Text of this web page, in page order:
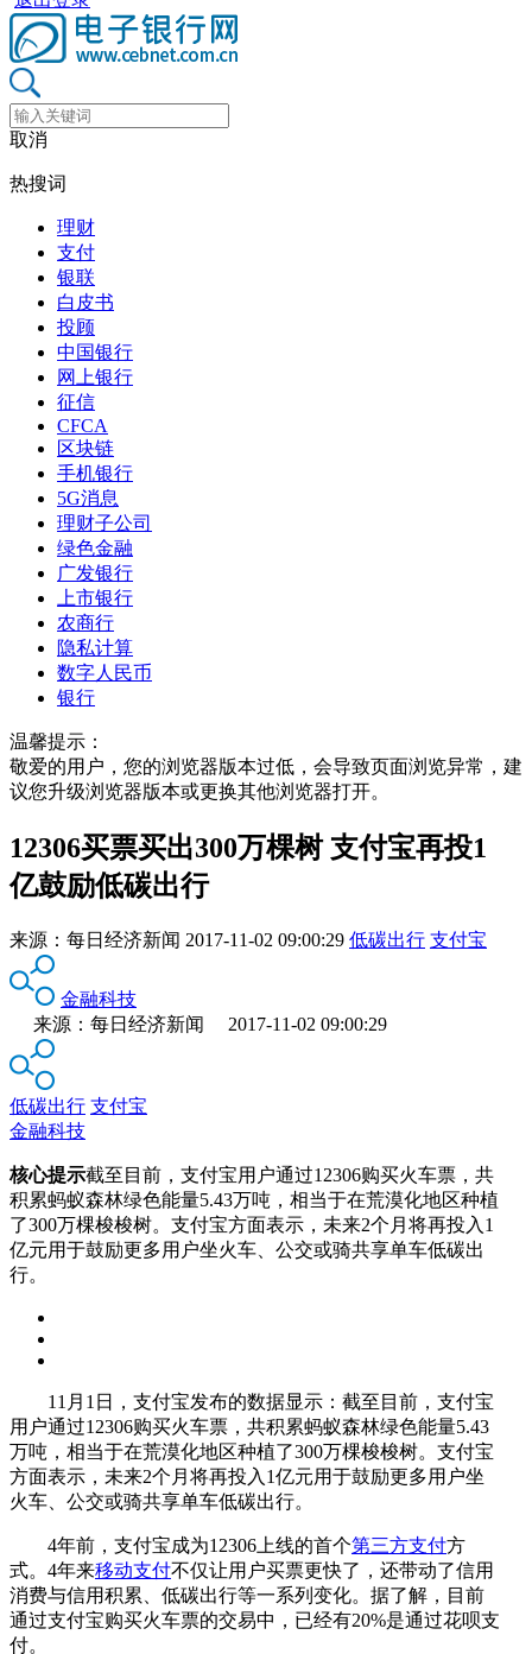
取消
热搜词
理财
支付
银联
白皮书
投顾
中国银行
网上银行
征信
CFCA
区块链
手机银行
5G消息
理财子公司
绿色金融
广发银行
上市银行
农商行
隐私计算
数字人民币
银行
温馨提示：
敬爱的用户，您的浏览器版本过低，会导致页面浏览异常，建
议您升级浏览器版本或更换其他浏览器打开。
12306买票买出300万棵树 支付宝再投1
亿鼓励低碳出行
来源： 每日经济新闻 2017-11-02 09:00:29 低碳出行 支付宝
金融科技
来源：每日经济新闻 2017-11-02 09:00:29
低碳出行 支付宝
金融科技
核心提示截至目前，支付宝用户通过12306购买火车票，共
积累蚂蚁森林绿色能量5.43万吨，相当于在荒漠化地区种植
了300万棵梭梭树。支付宝方面表示，未来2个月将再投入1
亿元用于鼓励更多用户坐火车、公交或骑共享单车低碳出
行。
11月1日，支付宝发布的数据显示：截至目前，支付宝
用户通过12306购买火车票，共积累蚂蚁森林绿色能量5.43
万吨，相当于在荒漠化地区种植了300万棵梭梭树。支付宝
方面表示，未来2个月将再投入1亿元用于鼓励更多用户坐
火车、公交或骑共享单车低碳出行。
4年前，支付宝成为12306上线的首个第三方支付方
式。4年来移动支付不仅让用户买票更快了，还带动了信用
消费与信用积累、低碳出行等一系列变化。据了解，目前
通过支付宝购买火车票的交易中，已经有20%是通过花呗支
付。